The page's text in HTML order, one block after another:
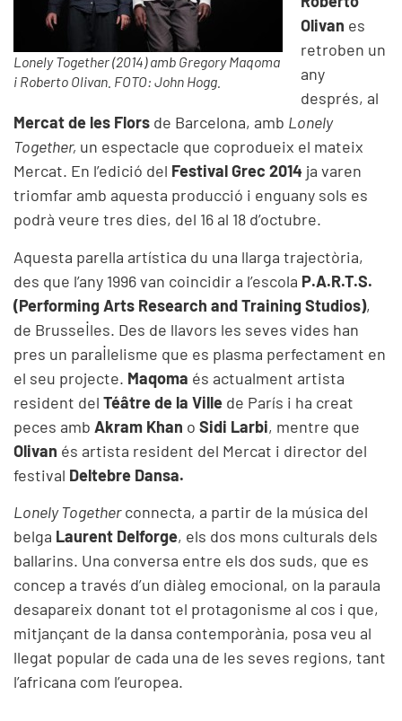
Lonely Together (2014) amb Gregory Maqoma
i Roberto Olivan. FOTO: John Hogg.
Olivan es
retroben un
any
després, al
Mercat de les Flors de Barcelona, amb Lonely
Together, un espectacle que coprodueix el mateix
Mercat. En l’edició del Festival Grec 2014 ja varen
triomfar amb aquesta producció i enguany sols es
podrà veure tres dies, del 16 al 18 d’octubre.
Aquesta parella artística du una llarga trajectòria,
des que l’any 1996 van coincidir a l’escola P.A.R.T.S.
(Performing Arts Research and Training Studios),
de Brussel·les. Des de llavors les seves vides han
pres un paral·lelisme que es plasma perfectament en
el seu projecte. Maqoma és actualment artista
resident del Téâtre de la Ville de París i ha creat
peces amb Akram Khan o Sidi Larbi, mentre que
Olivan és artista resident del Mercat i director del
festival Deltebre Dansa.
Lonely Togetherconnecta, a partir de la música del
belga Laurent Delforge, els dos mons culturals dels
ballarins. Una conversa entre els dos suds, que es
concep a través d’un diàleg emocional, on la paraula
desapareix donant tot el protagonisme al cos i que,
mitjançant de la dansa contemporània, posa veu al
llegat popular de cada una de les seves regions, tant
l’africana com l’europea.